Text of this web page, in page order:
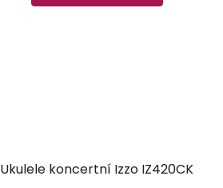
Ukulele koncertní Izzo IZ420CK